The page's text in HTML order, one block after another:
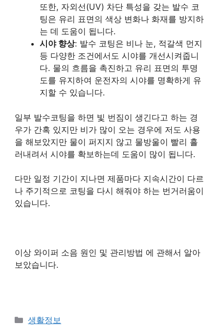
또한, 자외선(UV) 차단 특성을 갖는 발수 코
팅은 유리 표면의 색상 변화나 화재를 방지하
는 데 도움이 됩니다.
시야 향상: 발수 코팅은 비나 눈, 적갈색 먼지
등 다양한 조건에서도 시야를 개선시켜줍니
다. 물의 흐름을 촉진하고 유리 표면의 투명
도를 유지하여 운전자의 시야를 명확하게 유
지할 수 있습니다.
일부 발수코팅을 하면 빛 번짐이 생긴다고 하는 경
우가 간혹 있지만 비가 많이 오는 경우에 저도 사용
을 해보았지만 물이 퍼지지 않고 물방울이 빨리 흘
러내려서 시야를 확보하는데 도움이 많이 됩니다.
다만 일정 기간이 지나면 제품마다 지속시간이 다르
나 주기적으로 코팅을 다시 해줘야 하는 번거러움이
있습니다.
이상 와이퍼 소음 원인 및 관리방법 에 관해서 알아
보았습니다.
Categories
생활정보